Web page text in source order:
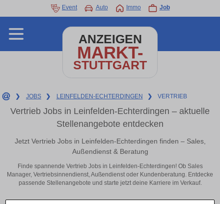
Event Auto Immo Job
ANZEIGEN
MARKT-
STUTTGART
❯ JOBS ❯ LEINFELDEN-ECHTERDINGEN ❯ VERTRIEB
Vertrieb Jobs in Leinfelden-Echterdingen – aktuelle
Stellenangebote entdecken
Jetzt Vertrieb Jobs in Leinfelden-Echterdingen finden – Sales,
Außendienst & Beratung
Finde spannende Vertrieb Jobs in Leinfelden-Echterdingen! Ob Sales
Manager, Vertriebsinnendienst, Außendienst oder Kundenberatung. Entdecke
passende Stellenangebote und starte jetzt deine Karriere im Verkauf.